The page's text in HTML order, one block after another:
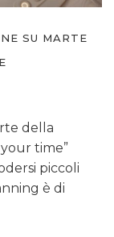
SU MARTE
della
time”
piccoli
è di